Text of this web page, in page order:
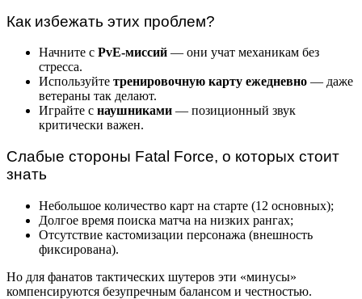
Как избежать этих проблем?
Начните с PvE-миссий — они учат механикам без
стресса.
Используйте тренировочную карту ежедневно — даже
ветераны так делают.
Играйте с наушниками — позиционный звук
критически важен.
Слабые стороны Fatal Force, о которых стоит
знать
Небольшое количество карт на старте (12 основных);
Долгое время поиска матча на низких рангах;
Отсутствие кастомизации персонажа (внешность
фиксирована).
Но для фанатов тактических шутеров эти «минусы»
компенсируются безупречным балансом и честностью.